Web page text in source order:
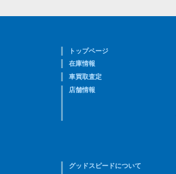
トップページ
在庫情報
車買取査定
店舗情報
グッドスピードについて